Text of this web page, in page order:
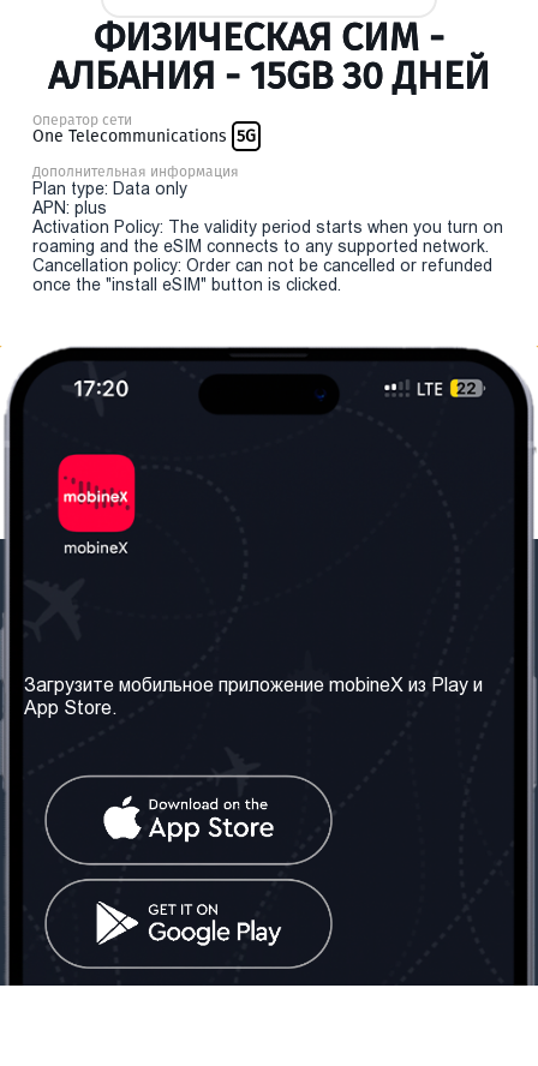
ФИЗИЧЕСКАЯ СИМ -
АЛБАНИЯ - 15GB 30 ДНЕЙ
Оператор сети
One Telecommunications 5G
Дополнительная информация
Plan type: Data only
APN: plus
Activation Policy: The validity period starts when you turn on
roaming and the eSIM connects to any supported network.
Cancellation policy: Order can not be cancelled or refunded
once the "install eSIM" button is clicked.
Наши сервисы
Правила и Условия
Часто задаваемые
вопросы
Контакт
Грузия: Тбилиси
Телефон: +442030340050
Email:info@mobinex.com
Социальные сети
Загрузите мобильное приложение mobineX из Play и
App Store.